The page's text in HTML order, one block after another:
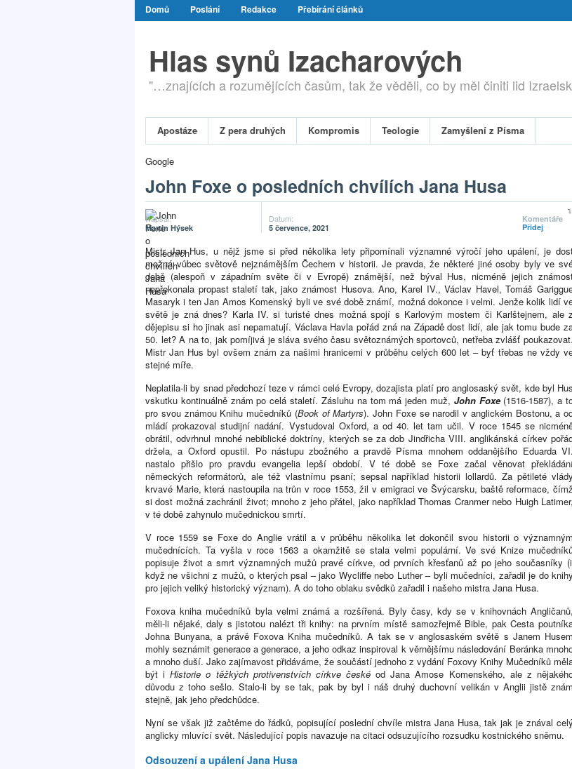
Domů Poslání Redakce Přebírání článků
Hlas synů Izacharových
"…znajících a rozumějících časům, tak že věděli, co by měl činiti lid
Apostáze Z pera druhých Kompromis Teologie Zamyšlení z Písma
Google
John Foxe o posledních chvílích Jana Husa
Napsal:
Martin Hýsek
Datum:
5 července, 2021
Komentáře
Přidej
1
Mistr Jan Hus, u nějž jsme si před několika lety připomínali významné výročí jeho upálení, je
možná vůbec světově nejznámějším Čechem v historii. Je pravda, že některé jiné osoby byly ve
době (alespoň v západním světe či v Evropě) známější, než býval Hus, nicméně jejich
nepřekonala propast staletí tak, jako známost Husova. Ano, Karel IV., Václav Havel, Tomáš
Masaryk i ten Jan Amos Komenský byli ve své době známí, možná dokonce i velmi. Jenže kolik lidí
světě je zná dnes? Karla IV. si turisté dnes možná spojí s Karlovým mostem či Karlštejnem, ale z
dějepisu si ho jinak asi nepamatují. Václava Havla pořád zná na Západě dost lidí, ale jak tomu bude
50. let? A na to, jak pomíjivá je sláva svého času světoznámých sportovců, netřeba zvlášť poukazovat.
Mistr Jan Hus byl ovšem znám za našimi hranicemi v průběhu celých 600 let – byť třebas ne vždy
stejné míře.
Neplatila-li by snad předchozí teze v rámci celé Evropy, dozajista platí pro anglosaský svět, kde byl Hus
vskutku kontinuálně znám po celá staletí. Zásluhu na tom má jeden muž, John Foxe(1516-1587), a
pro svou známou Knihu mučedníků (Book of Martyrs). John Foxe se narodil v anglickém Bostonu, a
mládí prokazoval studijní nadání. Vystudoval Oxford, a od 40. let tam učil. V roce 1545 se
obrátil, odvrhnul mnohé nebiblické doktríny, kterých se za dob Jindřicha VIII. anglikánská církev
držela, a Oxford opustil. Po nástupu zbožného a pravdě Písma mnohem oddanějšího Eduarda VI.
nastalo přišlo pro pravdu evangelia lepší období. V té době se Foxe začal věnovat
německých reformátorů, ale též vlastnímu psaní; sepsal například historii lollardů. Za pětileté vlády
krvavé Marie, která nastoupila na trůn v roce 1553, žil v emigraci ve Švýcarsku, baště reformace, čímž
si dost možná zachránil život; mnoho z jeho přátel, jako například Thomas Cranmer nebo Huigh Latimer,
v té době zahynulo mučednickou smrtí.
V roce 1559 se Foxe do Anglie vrátil a v průběhu několika let dokončil svou historii o významným
mučednících. Ta vyšla v roce 1563 a okamžitě se stala velmi populární. Ve své Knize
popisuje život a smrt významných mužů pravé církve, od prvních křesťanů až po jeho současníky (i
když ne všichni z mužů, o kterých psal – jako Wycliffe nebo Luther – byli mučedníci, zařadil je do knihy
pro jejich veliký historický význam). A do toho oblaku svědků zařadil i našeho mistra Jana Husa.
Foxova kniha mučedníků byla velmi známá a rozšířená. Byly časy, kdy se v knihovnách Angličanů,
měli-li nějaké, daly s jistotou nalézt tři knihy: na prvním místě samozřejmě Bible, pak Cesta
Johna Bunyana, a právě Foxova Kniha mučedníků. A tak se v anglosaském světě s Janem Husem
mohly seznámit generace a generace, a jeho odkaz inspiroval k věrnějšímu následování Beránka
a mnoho duší. Jako zajímavost přidáváme, že součástí jednoho z vydání Foxovy Knihy Mučedníků
být iHistorie o těžkých protivenstvích církve české od Jana Amose Komenského, ale z
důvodu z toho sešlo. Stalo-li by se tak, pak by byl i náš druhý duchovní velikán v Anglii jistě znám
stejně, jak jeho předchůdce.
Nyní se však již začtěme do řádků, popisující poslední chvíle mistra Jana Husa, tak jak je znával celý
anglicky mluvící svět. Následující popis navazuje na citaci odsuzujícího rozsudku kostnického sněmu.
Odsouzení a upálení Jana Husa